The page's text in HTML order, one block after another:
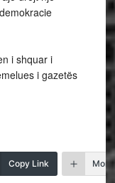
i shquar i
i gazetës
Copy Link More